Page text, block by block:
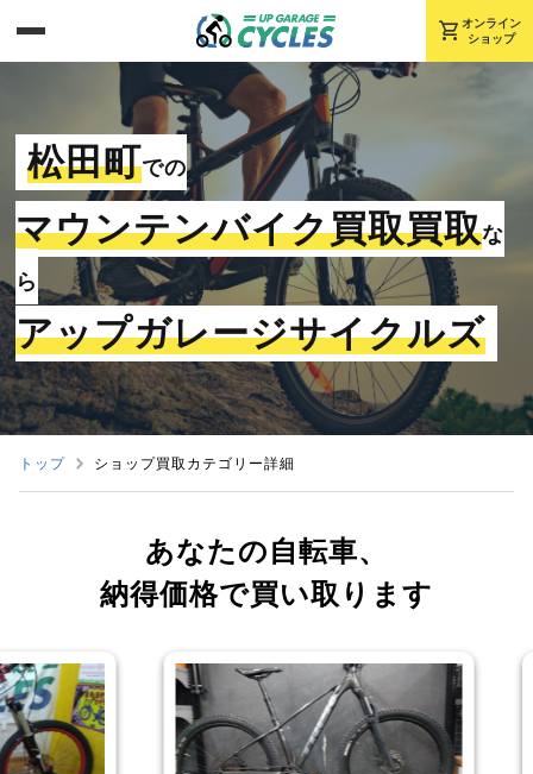
shopping_cart オンライン
ショップ
松田町での
マウンテンバイク買取買取な
ら
アップガレージサイクルズ
トップ ショップ買取カテゴリー詳細
あなたの自転車、
納得価格で買い取ります